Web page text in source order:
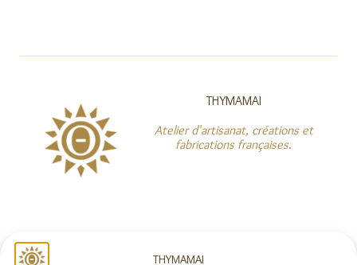
THYMAMAI
THYMAMAI
Atelier d'artisanat, créations et
fabrications françaises.